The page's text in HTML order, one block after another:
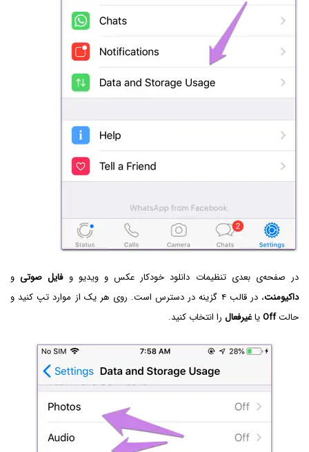
در صفحه‌ی بعدی تنظیمات دانلود خودکار عکس و ویدیو وفایل صوتیو
داکیومنت
، در قالب ۴ گزینه در دسترس است. روی هر یک از موارد تپ کنید و
حالتOffیاغیرفعال را انتخاب کنید.